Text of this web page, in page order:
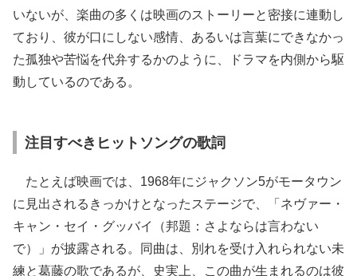
いないが、楽曲の多くは映画のストーリーと密接に連動し
ており、彼が口にしない感情、あるいは言葉にできなかっ
た孤独や苦悩を代弁するかのように、ドラマを内側から駆
動しているのである。
注目すべきヒットソングの歌詞
たとえば映画では、1968年にジャクソン5がモータウン
に見出されるきっかけとなったステージで、「ネヴァー・
キャン・セイ・グッバイ（邦題：さよならは言わない
で）」が披露される。同曲は、別れを受け入れられない未
練と葛藤の歌であるが、史実上、この曲が生まれるのは彼